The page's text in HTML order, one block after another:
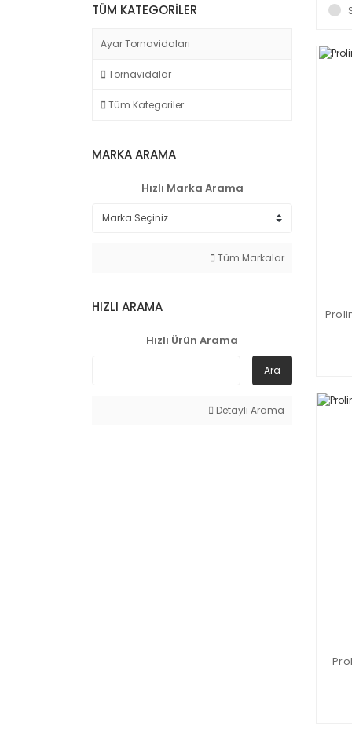
TÜM KATEGORILER
Ayar Tornavidaları
Tornavidalar
Tüm Kategoriler
MARKA ARAMA
Hızlı Marka Arama
Tüm Markalar
HIZLI ARAMA
Hızlı Ürün Arama
Ara
Detaylı Arama